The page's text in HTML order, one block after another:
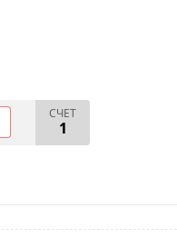
СЧЕТ
1